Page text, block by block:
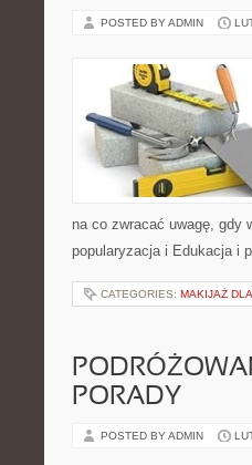
POSTED BY ADMIN
na co zwracać uwagę, gdy
popularyzacja i Edukacja i
CATEGORIES: MAKIJAŻ
PORADY
POSTED BY ADMIN